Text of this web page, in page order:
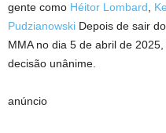
gente como Héitor Lombard
Pudzianowski Depois de sair
MMA no dia 5 de abril de
decisão unânime.
anúncio